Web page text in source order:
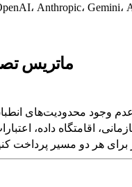
ماتریس
وجود محدودیت‌های